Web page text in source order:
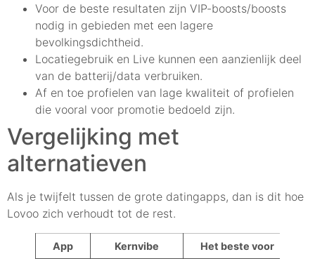
Voor de beste resultaten zijn VIP-boosts/boosts
nodig in gebieden met een lagere
bevolkingsdichtheid.
Locatiegebruik en Live kunnen een aanzienlijk deel
van de batterij/data verbruiken.
Af en toe profielen van lage kwaliteit of profielen
die vooral voor promotie bedoeld zijn.
Vergelijking met
alternatieven
Als je twijfelt tussen de grote datingapps, dan is dit hoe
Lovoo zich verhoudt tot de rest.
App Kernvibe Het beste voor